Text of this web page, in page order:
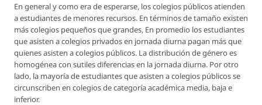
En general y como era de esperarse, los colegios públicos atienden
a estudiantes de menores recursos. En términos de tamaño existen
más colegios pequeños que grandes, En promedio los estudiantes
que asisten a colegios privados en jornada diurna pagan más que
quienes asisten a colegios públicos. La distribución de género es
homogénea con sutiles diferencias en la jornada diurna. Por otro
lado, la mayoría de estudiantes que asisten a colegios públicos se
circunscriben en colegios de categoría académica media, baja e
inferior.